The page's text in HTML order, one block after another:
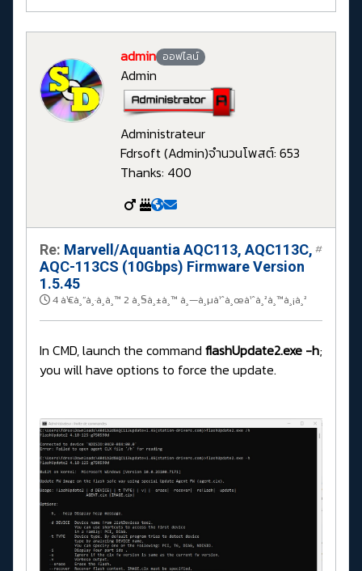
admin ออฟไลน์
Admin
Administrateur
Fdrsoft (Admin)จำนวนโพสต์: 653
Thanks: 400
Re: Marvell/Aquantia AQC113, AQC113C,
AQC-113CS (10Gbps) Firmware Version
1.5.45
4 à¹€à¸”à¸·à¸­à¸™ 2 à¸§à¸±à¸™ à¸—à¸µà¹ˆà¸œà¹ˆà¸²à¸™à¸¡à¸²
#
In CMD, launch the command flashUpdate2.exe -h;
you will have options to force the update.